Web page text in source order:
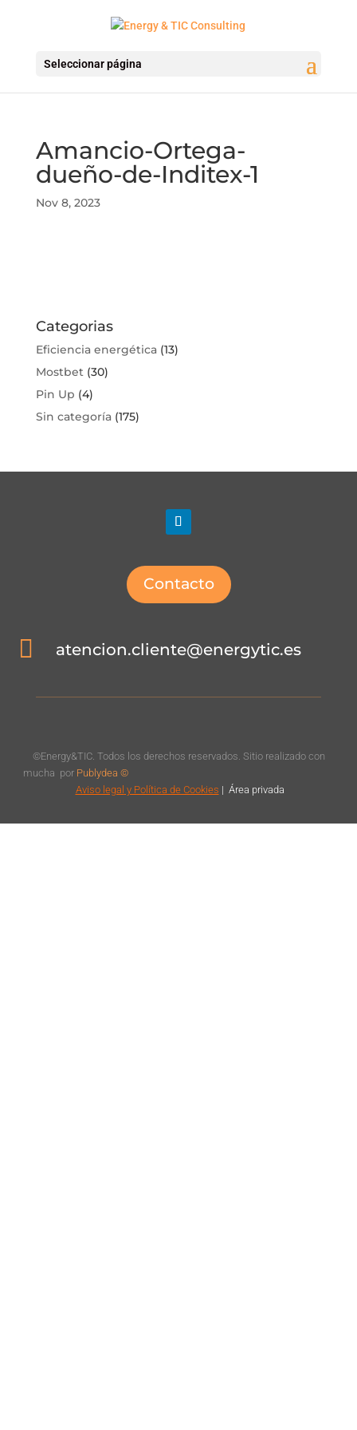
Seleccionar página
Amancio-Ortega-
dueño-de-Inditex-1
Nov 8, 2023
Categorias
Eficiencia energética(13)
Mostbet(30)
Pin Up (4)
Sin categoría(175)
Contacto
 atencion.cliente@energytic.es
©Energy&TIC. Todos los derechos reservados. Sitio realizado con
mucha por Publydea ©
Aviso legal y Política de Cookies | Área privada